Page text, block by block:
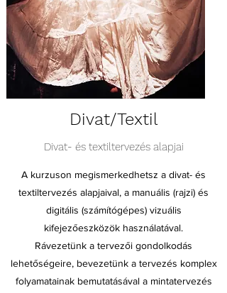
Divat/Textil
Divat- és textiltervezés alapjai
A kurzuson megismerkedhetsz a divat- és
textiltervezés alapjaival, a manuális (rajzi) és
digitális (számítógépes) vizuális
kifejezőeszközök használatával.
Rávezetünk a tervezői gondolkodás
lehetőségeire, bevezetünk a tervezés komplex
folyamatainak bemutatásával a mintatervezés